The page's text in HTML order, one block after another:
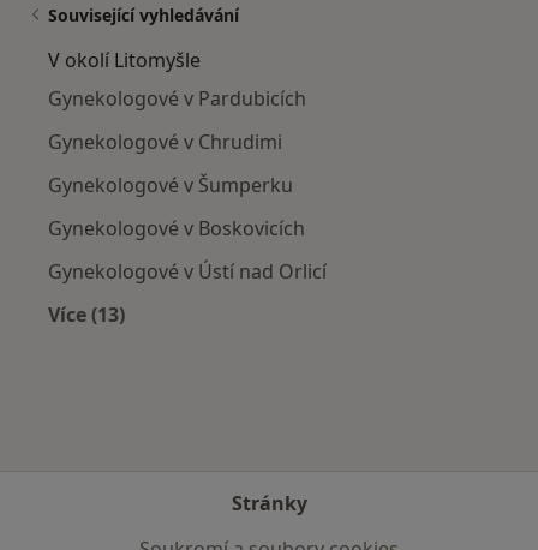
Související vyhledávání
V okolí Litomyšle
Gynekologové v Pardubicích
Gynekologové v Chrudimi
Gynekologové v Šumperku
Gynekologové v Boskovicích
Gynekologové v Ústí nad Orlicí
Více (13)
Stránky